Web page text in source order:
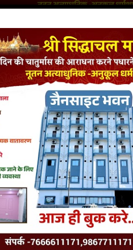
LATEST JAINISM
The Jain Monk and his Saka saviours